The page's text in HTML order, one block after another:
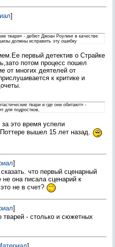
]
твари» - дебют Джоан Роулинг в качестве
должны исправить эту ошибку
первый детектив о Страйке
потом процесс пошел
от многих деятелей от
к критике и
твари и где они обитают» -
для подростков,
это время успели
вышел 15 лет назад.
]
сказать. что первый сценарный
она писала сценарий к
не в счет?
]
- столько и сюжетных